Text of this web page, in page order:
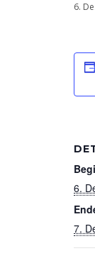
6.
6.
7.